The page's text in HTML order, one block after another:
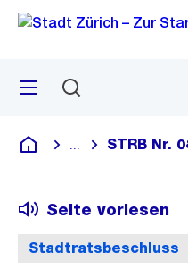
Navigation
Sprunglink
Menü
Deutsch
Blende alle
STRB Nr.
Stadtratsbeschluss
Seite vorlesen